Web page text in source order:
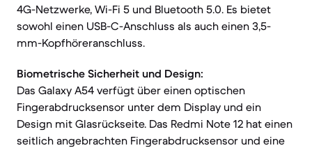
4G-Netzwerke, Wi-Fi 5 und Bluetooth 5.0. Es bietet
sowohl einen USB-C-Anschluss als auch einen 3,5-
mm-Kopfhöreranschluss.
Biometrische Sicherheit und Design:
Das Galaxy A54 verfügt über einen optischen
Fingerabdrucksensor unter dem Display und ein
Design mit Glasrückseite. Das Redmi Note 12 hat einen
seitlich angebrachten Fingerabdrucksensor und eine